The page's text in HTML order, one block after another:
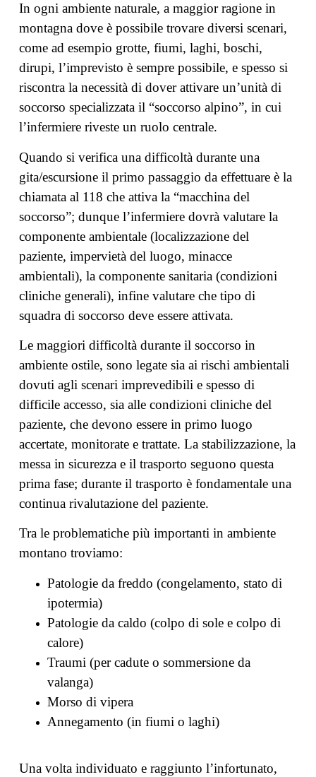
In ogni ambiente naturale, a maggior ragione in
montagna dove è possibile trovare diversi scenari,
come ad esempio grotte, fiumi, laghi, boschi,
dirupi, l’imprevisto è sempre possibile, e spesso si
riscontra la necessità di dover attivare un’unità di
soccorso specializzata il “soccorso alpino”, in cui
l’infermiere riveste un ruolo centrale.
Quando si verifica una difficoltà durante una
gita/escursione il primo passaggio da effettuare è la
chiamata al 118 che attiva la “macchina del
soccorso”; dunque l’infermiere dovrà valutare la
componente ambientale (localizzazione del
paziente, impervietà del luogo, minacce
ambientali), la componente sanitaria (condizioni
cliniche generali), infine valutare che tipo di
squadra di soccorso deve essere attivata.
Le maggiori difficoltà durante il soccorso in
ambiente ostile, sono legate sia ai rischi ambientali
dovuti agli scenari imprevedibili e spesso di
difficile accesso, sia alle condizioni cliniche del
paziente, che devono essere in primo luogo
accertate, monitorate e trattate. La stabilizzazione, la
messa in sicurezza e il trasporto seguono questa
prima fase; durante il trasporto è fondamentale una
continua rivalutazione del paziente.
Tra le problematiche più importanti in ambiente
montano troviamo:
Patologie da freddo (congelamento, stato di
ipotermia)
Patologie da caldo (colpo di sole e colpo di
calore)
Traumi (per cadute o sommersione da
valanga)
Morso di vipera
Annegamento (in fiumi o laghi)
Una volta individuato e raggiunto l’infortunato,